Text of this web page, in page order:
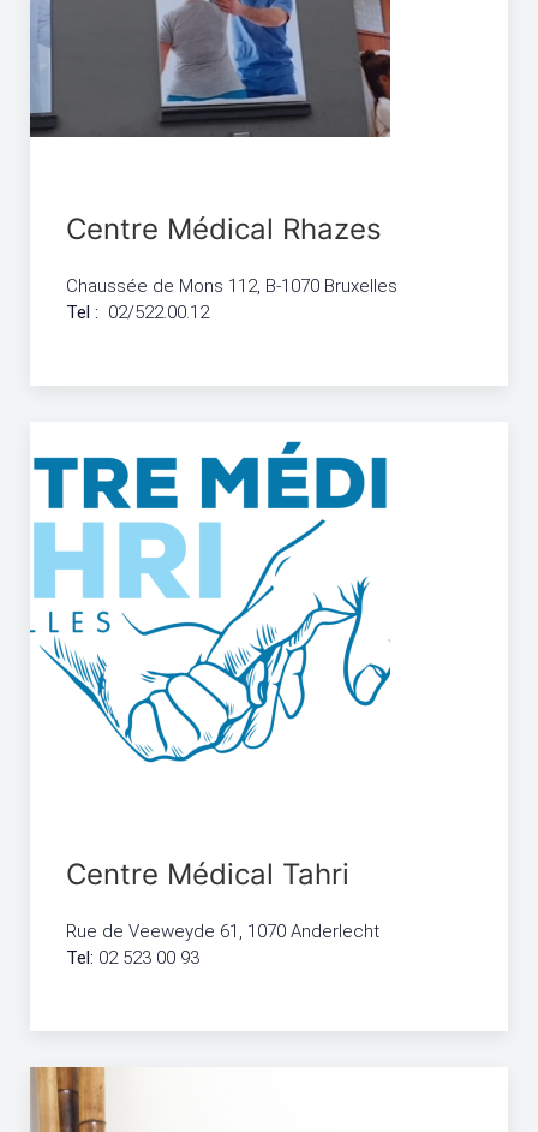
Centre Médical Rhazes
Chaussée de Mons 112, B-1070 Bruxelles
Tel : 02/522.00.12
Centre Médical Tahri
Rue de Veeweyde 61, 1070 Anderlecht
Tel: 02 523 00 93